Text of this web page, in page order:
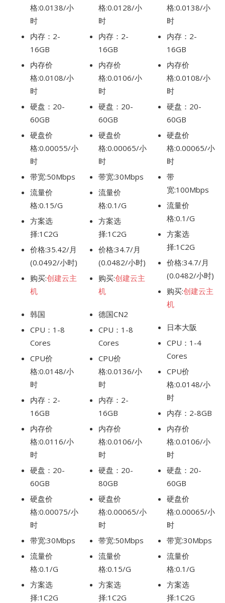
格:0.0138/小
时
内存：2-
16GB
内存价
格:0.0108/小
时
硬盘：20-
60GB
硬盘价
格:0.00055/小
时
带宽:50Mbps
流量价
格:0.15/G
方案选
择:1C2G
价格:35.42/月
(0.0492/小时)
购买:创建云主
机
韩国
CPU：1-8
Cores
CPU价
格:0.0148/小
时
内存：2-
16GB
内存价
格:0.0116/小
时
硬盘：20-
60GB
硬盘价
格:0.00075/小
时
带宽:30Mbps
流量价
格:0.1/G
方案选
择:1C2G
格:0.0128/小
时
内存：2-
16GB
内存价
格:0.0106/小
时
硬盘：20-
60GB
硬盘价
格:0.00065/小
时
带宽:30Mbps
流量价
格:0.1/G
方案选
择:1C2G
价格:34.7/月
(0.0482/小时)
购买:创建云主
机
德国CN2
CPU：1-8
Cores
CPU价
格:0.0136/小
时
内存：2-
16GB
内存价
格:0.0106/小
时
硬盘：20-
80GB
硬盘价
格:0.00065/小
时
带宽:50Mbps
流量价
格:0.15/G
方案选
择:1C2G
格:0.0138/小
时
内存：2-
16GB
内存价
格:0.0108/小
时
硬盘：20-
60GB
硬盘价
格:0.00065/小
时
带
宽:100Mbps
流量价
格:0.1/G
方案选
择:1C2G
价格:34.7/月
(0.0482/小时)
购买:创建云主
机
日本大阪
CPU：1-4
Cores
CPU价
格:0.0148/小
时
内存：2-8GB
内存价
格:0.0106/小
时
硬盘：20-
60GB
硬盘价
格:0.00065/小
时
带宽:30Mbps
流量价
格:0.1/G
方案选
择:1C2G